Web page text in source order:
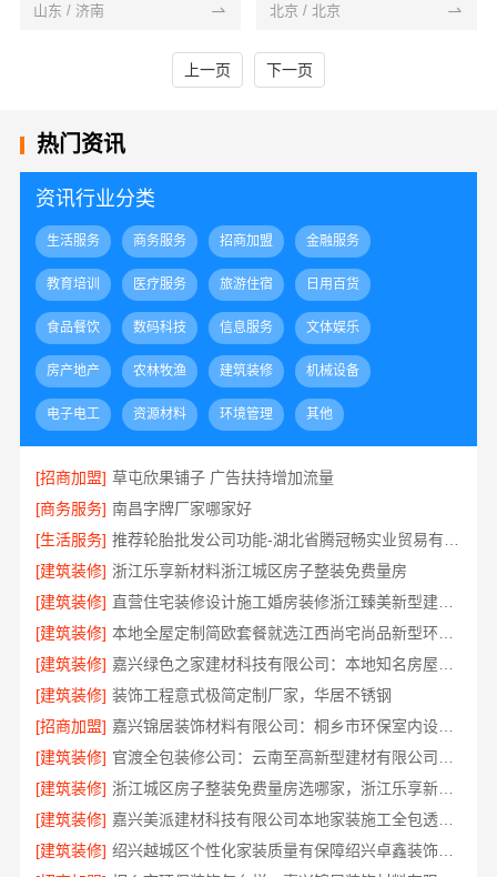
山东 / 济南 北京 / 北京
上一页 下一页
热门资讯
资讯行业分类
生活服务 商务服务 招商加盟 金融服务
教育培训 医疗服务 旅游住宿 日用百货
食品餐饮 数码科技 信息服务 文体娱乐
房产地产 农林牧渔 建筑装修 机械设备
电子电工 资源材料 环境管理 其他
[招商加盟] 草屯欣果铺子 广告扶持增加流量
[商务服务] 南昌字牌厂家哪家好
[生活服务]
[建筑装修] 浙江乐享新材料浙江城区房子整装免费量房
[建筑装修]
直营住宅装修设计施工婚房装修浙江臻美新型建材有限公司
[建筑装修]
本地全屋定制简欧套餐就选江西尚宅尚品新型环保材料有限公司
[建筑装修]
[建筑装修] 装饰工程意式极简定制厂家，华居不锈钢
[招商加盟]
嘉兴锦居装饰材料有限公司：桐乡市环保室内设计口碑之选
[建筑装修]
[建筑装修]
浙江城区房子整装免费量房选哪家，浙江乐享新材料有限公司本地首选
[建筑装修]
嘉兴美派建材科技有限公司本地家装施工全包透明报价
[建筑装修]
绍兴越城区个性化家装质量有保障绍兴卓鑫装饰材料有限公司